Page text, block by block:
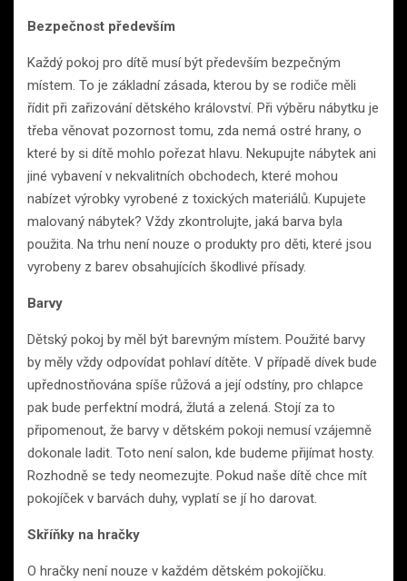
Bezpečnost především
Každý pokoj pro dítě musí být především bezpečným
místem. To je základní zásada, kterou by se rodiče měli
řídit při zařizování dětského království. Při výběru nábytku je
třeba věnovat pozornost tomu, zda nemá ostré hrany, o
které by si dítě mohlo pořezat hlavu. Nekupujte nábytek ani
jiné vybavení v nekvalitních obchodech, které mohou
nabízet výrobky vyrobené z toxických materiálů. Kupujete
malovaný nábytek? Vždy zkontrolujte, jaká barva byla
použita. Na trhu není nouze o produkty pro děti, které jsou
vyrobeny z barev obsahujících škodlivé přísady.
Barvy
Dětský pokoj by měl být barevným místem. Použité barvy
by měly vždy odpovídat pohlaví dítěte. V případě dívek bude
upřednostňována spíše růžová a její odstíny, pro chlapce
pak bude perfektní modrá, žlutá a zelená. Stojí za to
připomenout, že barvy v dětském pokoji nemusí vzájemně
dokonale ladit. Toto není salon, kde budeme přijímat hosty.
Rozhodně se tedy neomezujte. Pokud naše dítě chce mít
pokojíček v barvách duhy, vyplatí se jí ho darovat.
Skříňky na hračky
O hračky není nouze v každém dětském pokojíčku.